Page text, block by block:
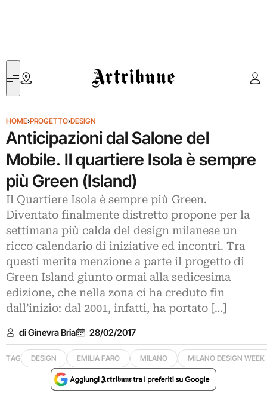
Artribune
HOME›PROGETTO›DESIGN
Anticipazioni dal Salone del
Mobile. Il quartiere Isola è sempre
più Green (Island)
Il Quartiere Isola è sempre più Green.
Diventato finalmente distretto propone per la
settimana più calda del design milanese un
ricco calendario di iniziative ed incontri. Tra
questi merita menzione a parte il progetto di
Green Island giunto ormai alla sedicesima
edizione, che nella zona ci ha creduto fin
dall’inizio: dal 2001, infatti, ha portato […]
di Ginevra Bria 28/02/2017
TAG DESIGN EMILIA FARO MILANO MILANO DESIGN WEEK